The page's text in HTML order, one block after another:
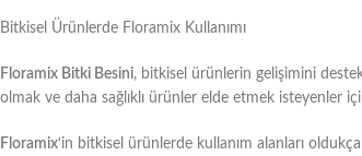
Bitkisel Ürünlerde Floramix Kullanımı
Floramix Bitki Besini, bitkisel ürünlerin gelişimini
olmak ve daha sağlıklı ürünler elde etmek isteyenler
Floramix‘in bitkisel ürünlerde kullanım alanları